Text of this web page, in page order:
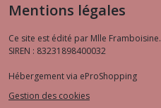
Mentions légales
Ce site est édité par Mlle Framboisine.
SIREN : 83231898400032
Hébergement via eProShopping
Gestion des cookies